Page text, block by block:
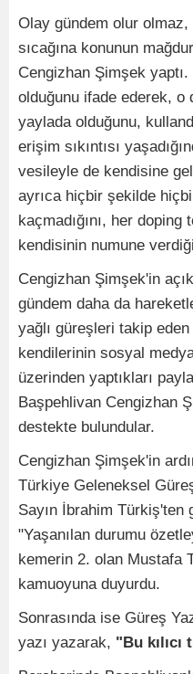
Olay gündem olur olmaz,
sıcağına konunun
Cengizhan Şimşek
olduğunu ifade ederek, o
yaylada olduğunu,
erişim sıkıntısı
vesileyle de kendisine
ayrıca hiçbir şekilde
kaçmadığını, her doping
kendisinin numune
Cengizhan Şimşek'in
gündem daha da
yağlı güreşleri takip
kendilerinin sosyal
üzerinden yaptıkları
Başpehlivan Cengizhan
destekte bulundular.
Cengizhan Şimşek'in
Türkiye Geleneksel
Sayın İbrahim Türkiş'ten
"Yaşanılan durumu
kemerin 2. olan Mustafa
kamuoyuna duyurdu.
Sonrasında ise Güreş
yazı yazarak, "Bu